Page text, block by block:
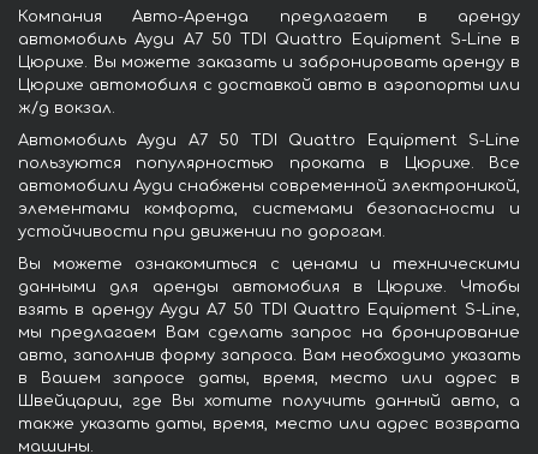
Компания Авто-Аренда предлагает в аренду
автомобиль Ауди A7 50 TDI Quattro Equipment S-Line в
Цюрихе. Вы можете заказать и забронировать аренду в
Цюрихе автомобиля с доставкой авто в аэропорты или
ж/д вокзал.
Автомобиль Ауди A7 50 TDI Quattro Equipment S-Line
пользуются популярностью проката в Цюрихе. Все
автомобили Ауди снабжены современной электроникой,
элементами комфорта, системами безопасности и
устойчивости при движении по дорогам.
Вы можете ознакомиться с ценами и техническими
данными для аренды автомобиля в Цюрихе. Чтобы
взять в аренду Ауди A7 50 TDI Quattro Equipment S-Line,
мы предлагаем Вам сделать запрос на бронирование
авто, заполнив форму запроса. Вам необходимо указать
в Вашем запросе даты, время, место или адрес в
Швейцарии, где Вы хотите получить данный авто, а
также указать даты, время, место или адрес возврата
машины.